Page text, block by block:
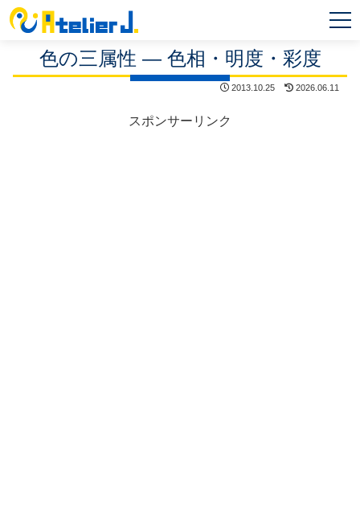
色の三属性 ― 色相・明度・彩度
2013.10.25 2026.06.11
スポンサーリンク